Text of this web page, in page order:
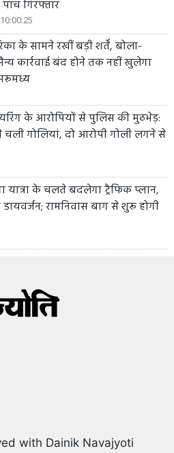
गिरफ्तार
के सामने रखीं बड़ी शर्तें, बोला-
कार्रवाई बंद होने तक नहीं खुलेगा
के आरोपियों से पुलिस की मुठभेड़:
चली गोलियां, दो आरोपी गोली लगने से
यात्रा के चलते बदलेगा ट्रैफिक प्लान,
डायवर्जन; रामनिवास बाग से शुरू होगी
with Dainik Navajyoti